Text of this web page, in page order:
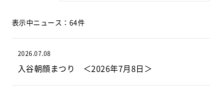
表示中ニュース：64件
2026.07.08
入谷朝顔まつり ＜2026年7月8日＞